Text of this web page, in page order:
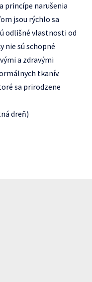
princípe narušenia
jsou rýchlo sa
odlišné vlastnosti od
nie sú schopné
a zdravými
tkanív.
sa prirodzene
dreň)